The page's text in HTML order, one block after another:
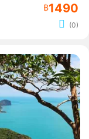
฿1490
(0)